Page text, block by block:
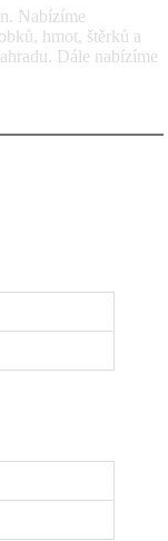
Nabízíme
hmot, štěrků a
Dále nabízíme